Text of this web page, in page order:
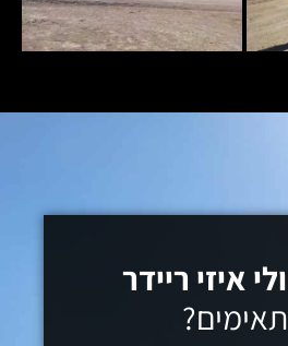
איזי ריידר